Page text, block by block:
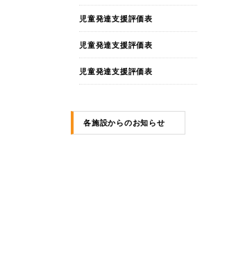
児童発達支援評価表
児童発達支援評価表
児童発達支援評価表
各施設からのお知らせ